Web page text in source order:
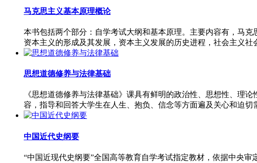
马克思主义基本原理概论
本书包括两个部分：自学考试大纲和基本原理。主要内容有，马
资本主义的形成及其发展，资本主义发展的历史进程，社会主义社
思想道德修养与法律基础
《思想道德修养与法律基础》课具有鲜明的政治性、思想性、理
容，指导和回答大学生在人生、抱负、信念等方面遍及关心和迫切
中国近代史纲要
“中国近现代史纲要”全国高等教育自学考试指定教材，依据中央